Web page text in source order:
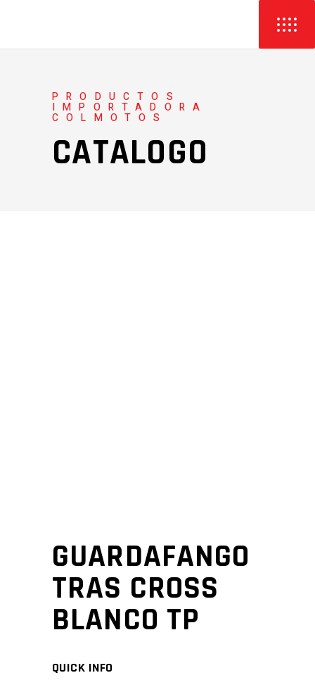
PRODUCTOS
IMPORTADORA
COLMOTOS
CATALOGO
GUARDAFANGO
TRAS CROSS
BLANCO TP
QUICK INFO